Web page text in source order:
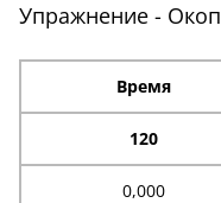
Упражнение - Окоп
Время
120
0,000